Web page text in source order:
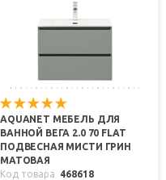
AQUANET МЕБЕЛЬ ДЛЯ
ВАННОЙ ВЕГА 2.0 70 FLAT
ПОДВЕСНАЯ МИСТИ ГРИН
МАТОВАЯ
Код товара
468618